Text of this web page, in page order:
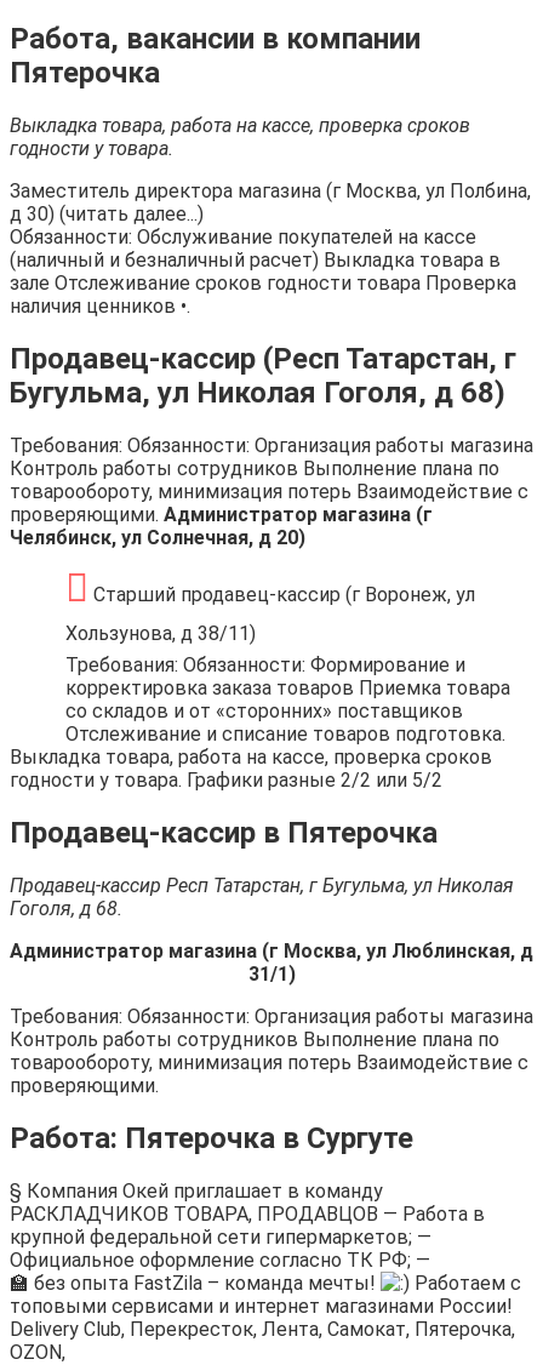
Работа, вакансии в компании
Пятерочка
Выкладка товара, работа на кассе, проверка сроков
годности у товара.
Заместитель директора магазина (г Москва, ул Полбина,
д 30) (читать далее...)
Обязанности: Обслуживание покупателей на кассе
(наличный и безналичный расчет) Выкладка товара в
зале Отслеживание сроков годности товара Проверка
наличия ценников •.
Продавец-кассир (Респ Татарстан, г
Бугульма, ул Николая Гоголя, д 68)
Требования: Обязанности: Организация работы магазина
Контроль работы сотрудников Выполнение плана по
товарообороту, минимизация потерь Взаимодействие с
проверяющими. Администратор магазина (г
Челябинск, ул Солнечная, д 20)
Старший продавец-кассир (г Воронеж, ул
Хользунова, д 38/11)
Требования: Обязанности: Формирование и
корректировка заказа товаров Приемка товара
со складов и от «сторонних» поставщиков
Отслеживание и списание товаров подготовка.
Выкладка товара, работа на кассе, проверка сроков
годности у товара. Графики разные 2/2 или 5/2
Продавец-кассир в Пятерочка
Продавец-кассир Респ Татарстан, г Бугульма, ул Николая
Гоголя, д 68.
Администратор магазина (г Москва, ул Люблинская, д
31/1)
Требования: Обязанности: Организация работы магазина
Контроль работы сотрудников Выполнение плана по
товарообороту, минимизация потерь Взаимодействие с
проверяющими.
Работа: Пятерочка в Сургуте
§ Компания Окей приглашает в команду
РАСКЛАДЧИКОВ ТОВАРА, ПРОДАВЦОВ — Работа в
крупной федеральной сети гипермаркетов; —
Официальное оформление согласно ТК РФ; —
🏫 без опыта FastZila – команда мечты!
Работаем с
топовыми сервисами и интернет магазинами России!
Delivery Club, Перекресток, Лента, Самокат, Пятерочка,
OZON,